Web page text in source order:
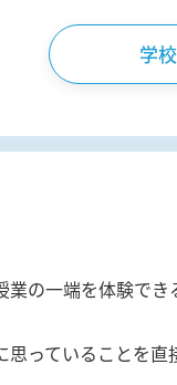
学
の一端を体験で
っていることを